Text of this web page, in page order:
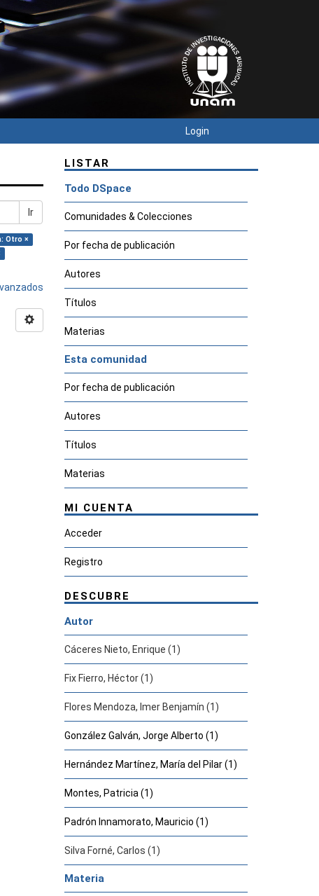
Login
Ir
Otro ×
LISTAR
Todo DSpace
Comunidades & Colecciones
Por fecha de publicación
Autores
Títulos
Materias
Esta comunidad
Por fecha de publicación
Autores
Títulos
Materias
MI CUENTA
Acceder
Registro
DESCUBRE
Autor
Cáceres Nieto, Enrique (1)
Fix Fierro, Héctor (1)
Flores Mendoza, Imer Benjamín (1)
González Galván, Jorge Alberto (1)
Hernández Martínez, María del Pilar (1)
Montes, Patricia (1)
Padrón Innamorato, Mauricio (1)
Silva Forné, Carlos (1)
Materia